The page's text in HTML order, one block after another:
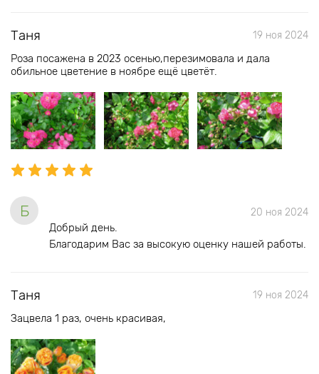
Таня 19 ноя 2024
Роза посажена в 2023 осенью,перезимовала и дала
обильное цветение в ноябре ещё цветёт.
Б 20 ноя 2024
Добрый день.
Благодарим Вас за высокую оценку нашей работы.
Таня 19 ноя 2024
Зацвела 1 раз, очень красивая,